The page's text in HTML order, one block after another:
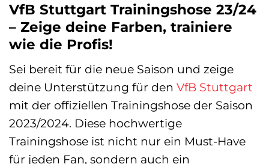
VfB Stuttgart Trainingshose 23/24
– Zeige deine Farben, trainiere
wie die Profis!
Sei bereit für die neue Saison und zeige
deine Unterstützung für den VfB Stuttgart
mit der offiziellen Trainingshose der Saison
2023/2024. Diese hochwertige
Trainingshose ist nicht nur ein Must-Have
für jeden Fan, sondern auch ein